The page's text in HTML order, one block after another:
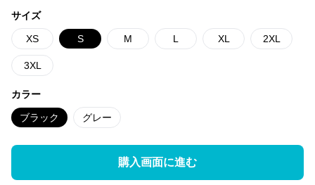
サイズ
XS S M L XL 2XL
3XL
カラー
ブラック グレー
購入画面に進む